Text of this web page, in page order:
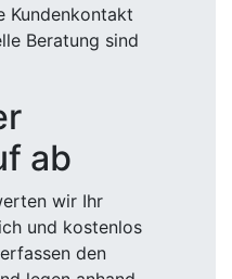
Kundenkontakt
Beratung sind
ab
wir Ihr
und kostenlos
den